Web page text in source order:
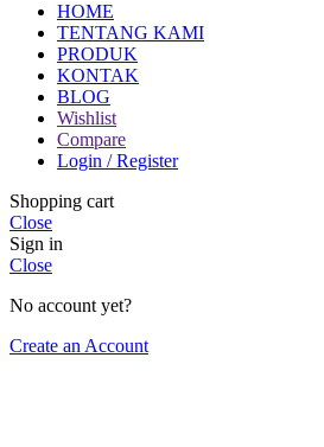
HOME
TENTANG KAMI
PRODUK
KONTAK
BLOG
Wishlist
Compare
Login / Register
Shopping cart
Close
Sign in
Close
No account yet?
Create an Account